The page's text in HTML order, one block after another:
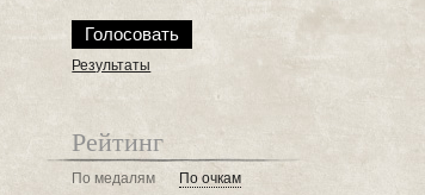
Результаты
Рейтинг
По медалям По очкам